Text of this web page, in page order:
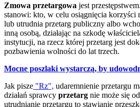
Zmowa przetargowa jest
stanowi: kto, w celu osiągnięcia korzyści
lub utrudnia przetarg publiczny albo
inną osobą, działając na szkodę
instytucji, na rzecz której przetarg jest
pozbawienia wolności do lat trzech.
Mocne poszlaki wystarczą, by
Jak pisze "Rz", udaremnienie przetargu
działań sprawcy przetarg nie może się
utrudnianie przetargu to stawianie